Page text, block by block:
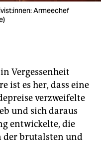
Armeechef
Vergessenheit
ist es her, dass eine
verzweifelte
und sich daraus
entwickelte, die
der brutalsten und